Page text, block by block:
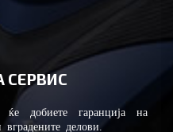
СЕРВИС
добиете гаранција на
делови.